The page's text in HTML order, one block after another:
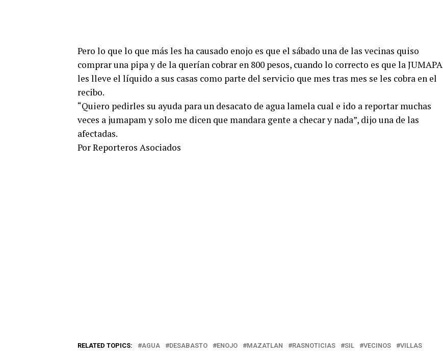
Pero lo que lo que más les ha causado enojo es que el sábado una de las vecinas quiso
comprar una pipa y de la querían cobrar en 800 pesos, cuando lo correcto es que la
les lleve el líquido a sus casas como parte del servicio que mes tras mes se les cobra en el
recibo.
“Quiero pedirles su ayuda para un desacato de agua lamela cual e ido a reportar muchas
veces a jumapam y solo me dicen que mandara gente a checar y nada”, dijo una de las
afectadas.
Por Reporteros Asociados
RELATED TOPICS: AGUA DESABASTO ENOJO MAZATLAN RASNOTICIAS SIL VECINOS VILLAS